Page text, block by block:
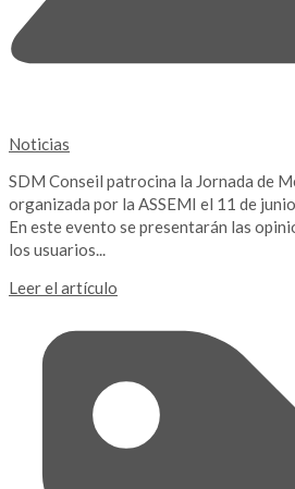
Noticias
SDM Conseil patrocina la Jornada de
organizada por la ASSEMI el 11 de
En este evento se presentarán las
los usuarios...
Leer el artículo